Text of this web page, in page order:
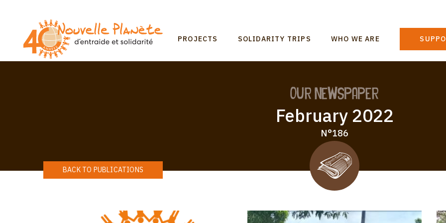
Main
navigation
PROJECTS SOLIDARITY TRIPS WHO WE ARE
Our Newspaper
February 2022
N°186
BACK TO PUBLICATIONS